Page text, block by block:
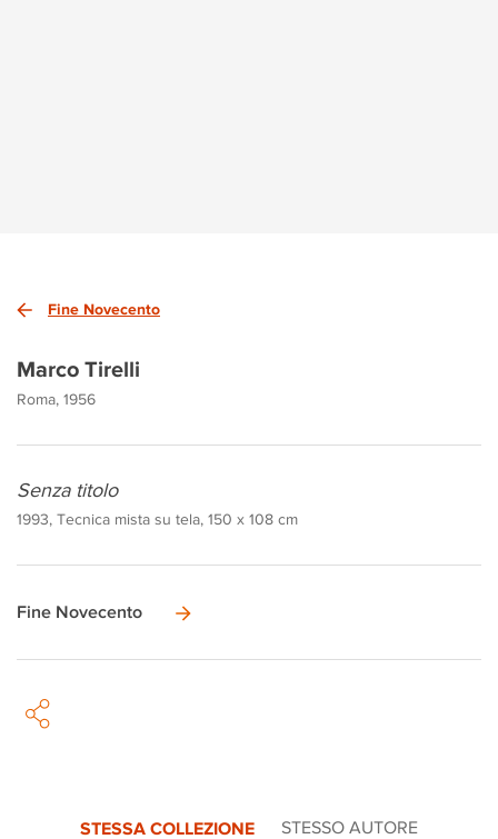
Fine Novecento
Marco Tirelli
Roma, 1956
Senza titolo
1993, Tecnica mista su tela, 150 x 108 cm
Fine Novecento
STESSA COLLEZIONE STESSO AUTORE